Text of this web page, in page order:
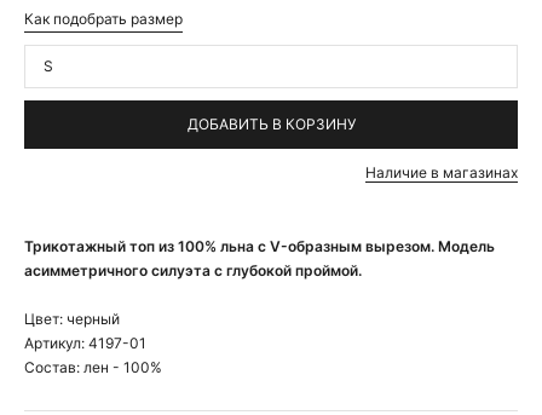
Трикотажный топ из 100% льна с V-образным вырезом. Модель
асимметричного силуэта с глубокой проймой.
Цвет: черный
Артикул: 4197-01
Состав: лен - 100%
Как подобрать размер
S
ДОБАВИТЬ В КОРЗИНУ
Наличие в магазинах